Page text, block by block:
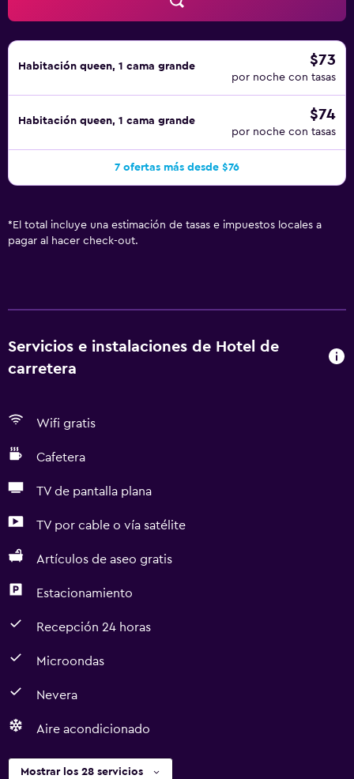
Habitación queen, 1 cama grande $73
por noche con tasas
Habitación queen, 1 cama grande $74
por noche con tasas
7 ofertas más desde $76
* El total incluye una estimación de tasas e impuestos locales a
pagar al hacer check-out.
Servicios e instalaciones de Hotel de
carretera
Wifi gratis
Cafetera
TV de pantalla plana
TV por cable o vía satélite
Artículos de aseo gratis
Estacionamiento
Recepción 24 horas
Microondas
Nevera
Aire acondicionado
Mostrar los 28 servicios